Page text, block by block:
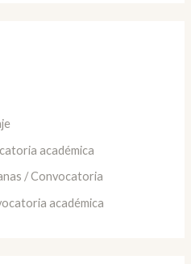
académica
/ Convocatoria
académica